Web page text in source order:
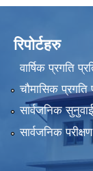
रिपोर्टहरु
वार्षिक प्रगति
चौमासिक प्रगति
सार्वजनिक सुनुवाई
सार्वजनिक परीक्षण